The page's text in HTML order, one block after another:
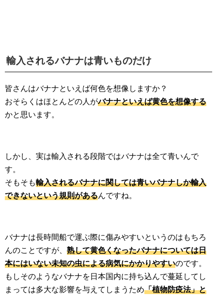
輸入されるバナナは青いものだけ
皆さんはバナナといえば何色を想像しますか？
おそらくはほとんどの人がバナナといえば黄色を想像する
かと思います。
しかし、実は輸入される段階ではバナナは全て青いんで
す。
そもそも輸入されるバナナに関しては青いバナナしか輸入
できないという規則があるんですね。
バナナは長時間船で運ぶ際に傷みやすいというのはもちろ
んのことですが、 熟して黄色くなったバナナについては日
本にはいない未知の虫による病気にかかりやすいのです。
もしそのようなバナナを日本国内に持ち込んで蔓延してし
まっては多大な影響を与えてしまうため「植物防疫法」と